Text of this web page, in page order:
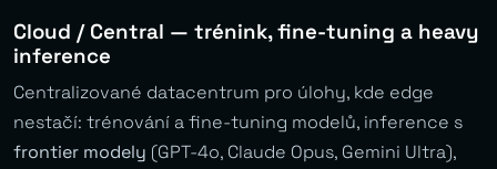
Cloud / Central — trénink, fine-tuning a heavy
inference
Centralizované datacentrum pro úlohy, kde edge
nestačí: trénování a fine-tuning modelů, inference s
frontier modely (GPT-4o, Claude Opus, Gemini Ultra),